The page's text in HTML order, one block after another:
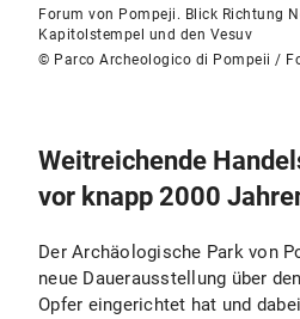
Forum von Pompeji. Blick Richtung
Kapitolstempel und den Vesuv
© Parco Archeologico di Pompeii /
Weitreichende
vor knapp 2000
Der Archäologische Park von
neue Dauerausstellung über
Opfer eingerichtet hat und